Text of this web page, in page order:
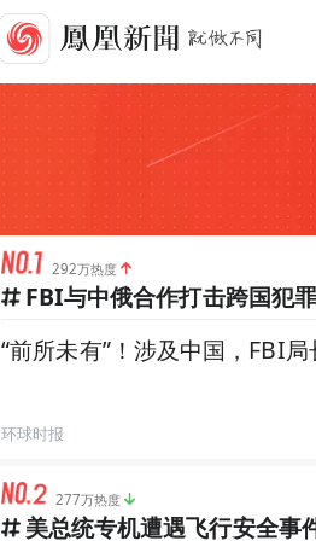
292万热度
FBI与中俄合作打击跨国犯罪
“前所未有”！涉及中国，FBI
环球时报
277万热度
美总统专机遭遇飞行安全事